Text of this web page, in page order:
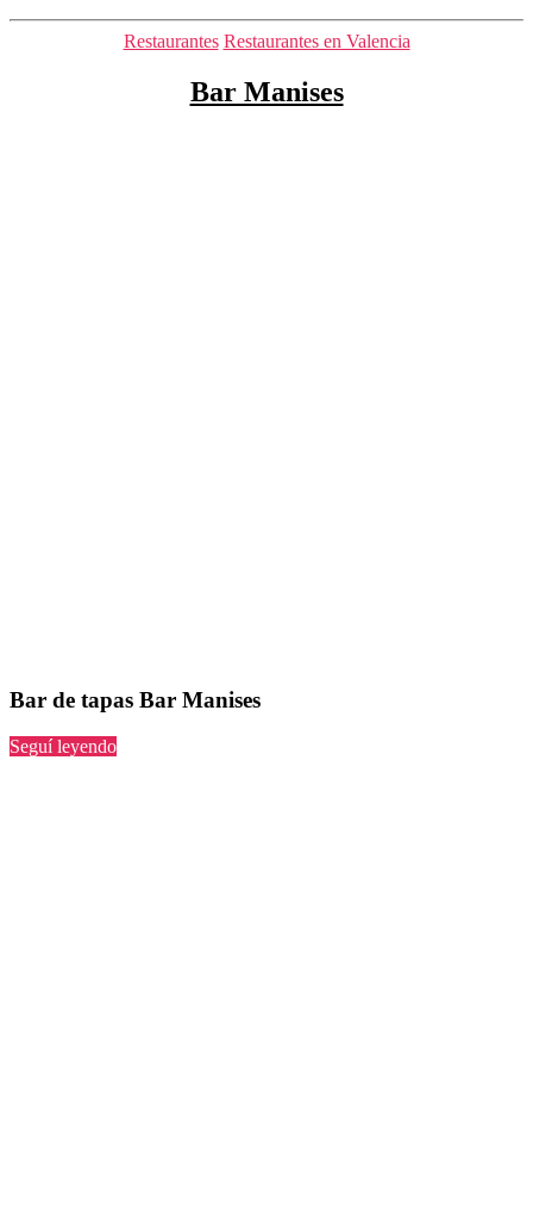
Categorías
Restaurantes Restaurantes en Valencia
Bar Manises
Bar de tapas Bar Manises
Seguí leyendo“Bar